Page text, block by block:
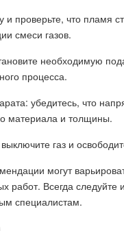
и проверьте, что пламя
смеси газов.
необходимую
процесса.
убедитесь, что
материала и толщины.
газ и
могут
работ. Всегда
специалистам.